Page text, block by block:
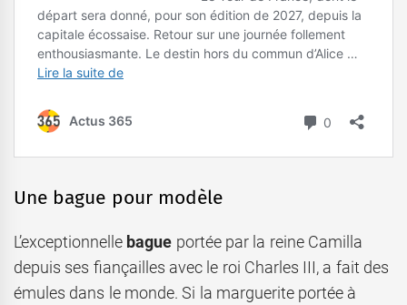
Une bague pour modèle
L’exceptionnelle bague portée par la reine Camilla
depuis ses fiançailles avec le roi Charles III, a fait des
émules dans le monde. Si la marguerite portée à